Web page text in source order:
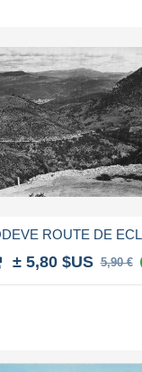
ROUTE DE
± 5,80 $US 5,90 €